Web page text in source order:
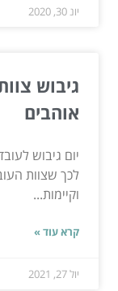
יונ 30, 2020
גיבוש
אוהבים
יום גיבוש
לכך שצוות
וקיימות...
קרא עוד »
יול 27, 2021